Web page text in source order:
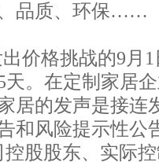
品质、环保……
价格挑战的9月
天。在定制家居
居的发声是接连
和风险提示性公
股股东、实际